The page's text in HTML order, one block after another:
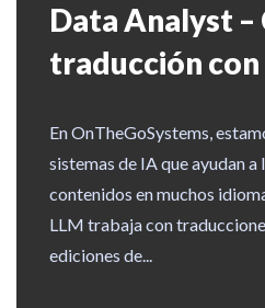
Data Analyst –
traducción
En OnTheGoSystems,
sistemas de IA que ayudan
contenidos en muchos
LLM trabaja con
ediciones de...